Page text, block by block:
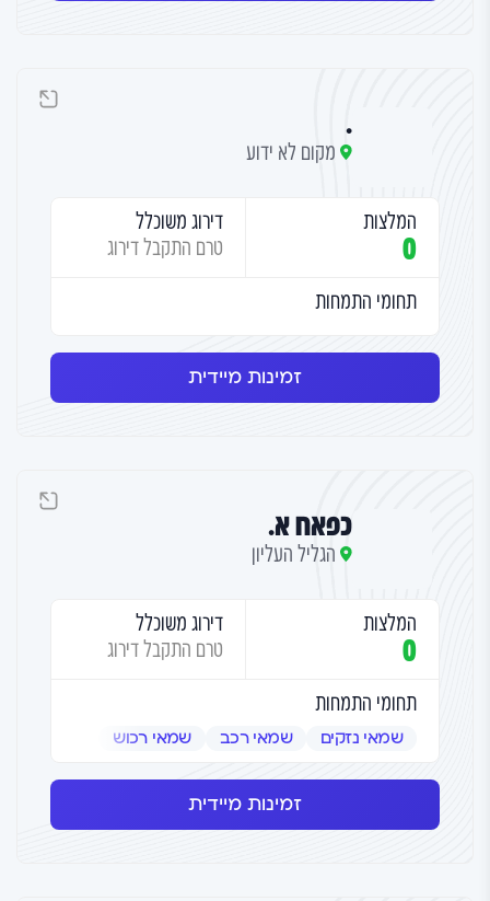
.
מקום לא ידוע
המלצות
0
דירוג משוכלל
טרם התקבל דירוג
תחומי התמחות
זמינות מיידית
כפאח א.
הגליל העליון
המלצות
0
דירוג משוכלל
טרם התקבל דירוג
תחומי התמחות
שמאי נזקים שמאי רכב שמאי רכוש
זמינות מיידית